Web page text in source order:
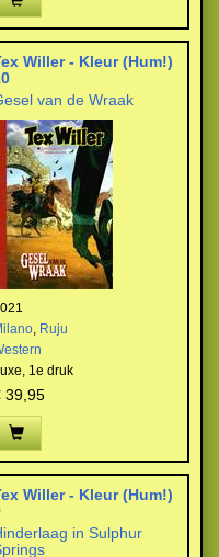
Willer - Kleur (Hum!)
van de Wraak
, Ruju
1e druk
39,95
Willer - Kleur (Hum!)
in Sulphur